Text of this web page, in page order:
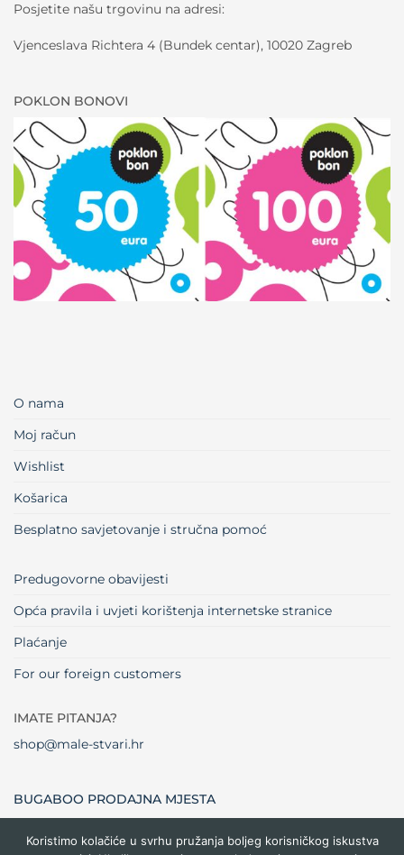
Posjetite našu trgovinu na adresi:
Vjenceslava Richtera 4 (Bundek centar), 10020 Zagreb
POKLON BONOVI
O nama
Moj račun
Wishlist
Košarica
Besplatno savjetovanje i stručna pomoć
Predugovorne obavijesti
Opća pravila i uvjeti korištenja internetske stranice
Plaćanje
For our foreign customers
IMATE PITANJA?
shop@male-stvari.hr
BUGABOO PRODAJNA MJESTA
Koristimo kolačiće u svrhu pružanja boljeg korisničkog iskustva